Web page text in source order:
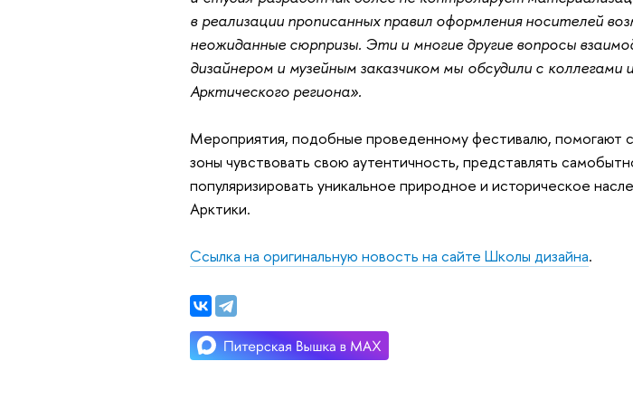
в реализации прописанных правил оформления носителей
неожиданные сюрпризы. Эти и многие другие вопросы
дизайнером и музейным заказчиком мы обсудили с коллегами
Арктического региона».
Мероприятия, подобные проведенному фестивалю, помогают
зоны чувствовать свою аутентичность, представлять
популяризировать уникальное природное и историческое
Арктики.
Ссылка на оригинальную новость на сайте Школы дизайна.